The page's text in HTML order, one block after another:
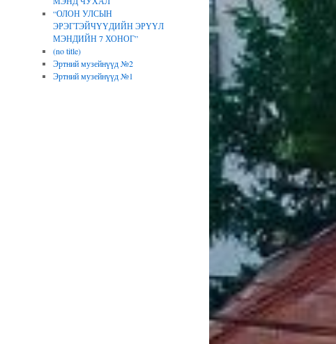
“ОЛОН УЛСЫН
ЭРЭГТЭЙЧҮҮДИЙН ЭРҮҮЛ
МЭНДИЙН 7 ХОНОГ”
(no title)
Эртний музейнүүд №2
Эртний музейнүүд №1